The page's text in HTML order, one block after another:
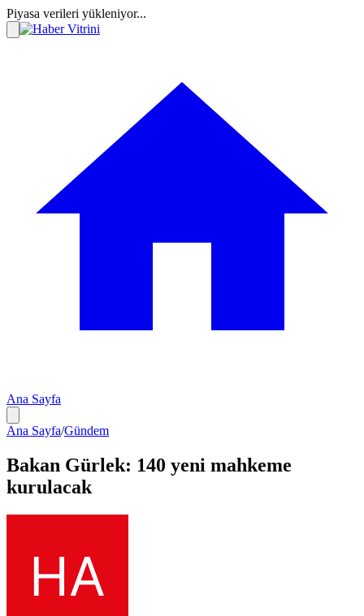
Piyasa verileri yükleniyor...
Ana Sayfa
Ana Sayfa/Gündem
Bakan Gürlek: 140 yeni mahkeme
kurulacak